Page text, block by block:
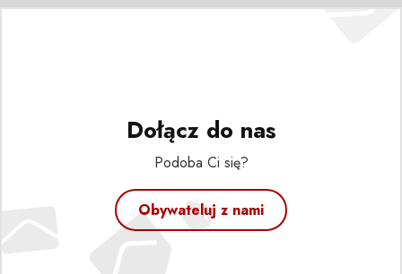
Dołącz do nas
Podoba Ci się?
Obywateluj z nami